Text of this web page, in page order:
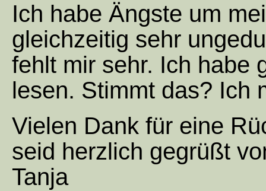
Ich habe Ängste um
gleichzeitig sehr
fehlt mir sehr. Ich habe
lesen. Stimmt das? Ich
Vielen Dank für eine
seid herzlich gegrüßt
Tanja